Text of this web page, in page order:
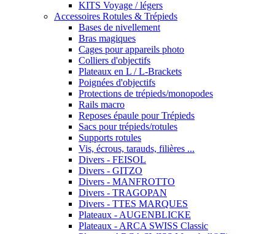
KITS Voyage / légers
Accessoires Rotules & Trépieds
Bases de nivellement
Bras magiques
Cages pour appareils photo
Colliers d'objectifs
Plateaux en L / L-Brackets
Poignées d'objectifs
Protections de trépieds/monopodes
Rails macro
Reposes épaule pour Trépieds
Sacs pour trépieds/rotules
Supports rotules
Vis, écrous, tarauds, filières ...
Divers - FEISOL
Divers - GITZO
Divers - MANFROTTO
Divers - TRAGOPAN
Divers - TTES MARQUES
Plateaux - AUGENBLICKE
Plateaux - ARCA SWISS Classic